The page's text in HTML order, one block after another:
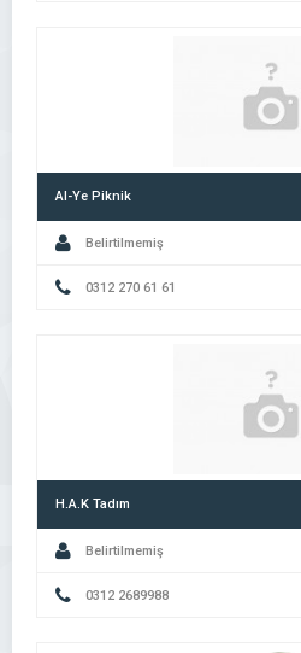
Al-Ye Piknik
Belirtilmemiş
0312 270 61 61
H.A.K Tadım
Belirtilmemiş
0312 2689988